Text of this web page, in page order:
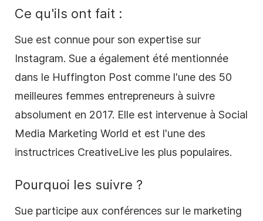
Ce qu'ils ont fait :
Sue est connue pour son expertise sur
Instagram. Sue a également été mentionnée
dans le Huffington Post comme l'une des 50
meilleures femmes entrepreneurs à suivre
absolument en 2017. Elle est intervenue à Social
Media Marketing World et est l'une des
instructrices CreativeLive les plus populaires.
Pourquoi les suivre ?
Sue participe aux conférences sur le marketing